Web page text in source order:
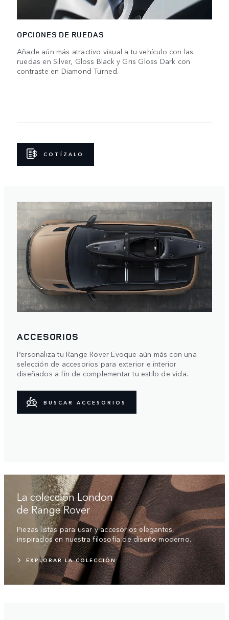
OPCIONES DE RUEDAS
Añade aún más atractivo visual a tu vehículo con las
ruedas en Silver, Gloss Black y Gris Gloss Dark con
contraste en Diamond Turned.
COTÍZALO
ACCESORIOS
Personaliza tu Range Rover Evoque aún más con una
selección de accesorios para exterior e interior
diseñados a fin de complementar tu estilo de vida.
BUSCAR ACCESORIOS
La colección London
de Range Rover
Piezas listas para usar y accesorios elegantes,
inspirados en nuestra filosofía de diseño moderno.
EXPLORAR LA COLECCIÓN